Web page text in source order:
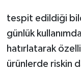
tespit edildiği
günlük kullanımda
hatırlatarak
ürünlerde riskin